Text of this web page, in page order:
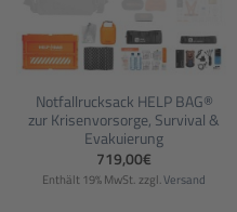
Notfallrucksack HELP BAG®
zur Krisenvorsorge, Survival &
Evakuierung
719,00€
Enthält 19% MwSt.zzgl.Versand